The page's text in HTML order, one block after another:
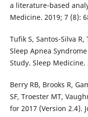
a literature-based
Medicine. 2019; 7 (8):
Tufik S, Santos-Silva
Sleep Apnea
Study. Sleep Medicine.
Berry RB, Brooks R,
SF, Troester MT,
for 2017 (Version 2.4).